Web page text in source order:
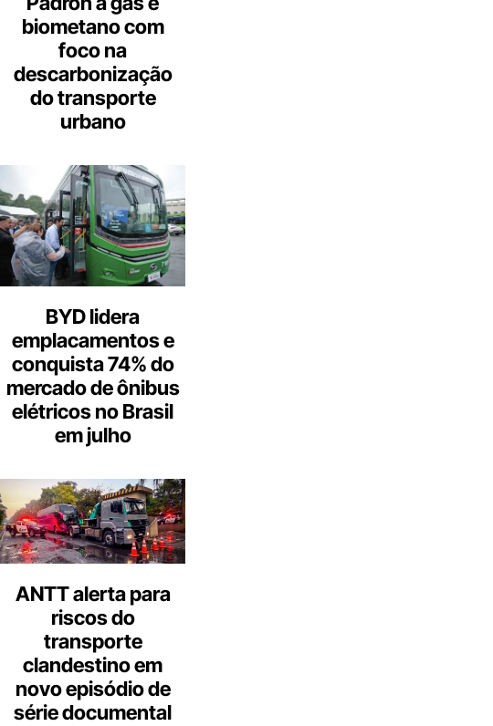
biometano com
foco na
descarbonização
do transporte
urbano
BYD lidera
emplacamentos e
conquista 74% do
mercado de ônibus
elétricos no Brasil
em julho
ANTT alerta para
riscos do
transporte
clandestino em
novo episódio de
série documental